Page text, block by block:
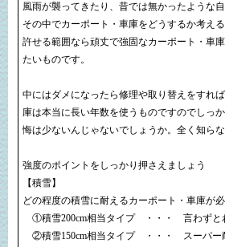
風雨が襲ってきたり、昔では無かったような
その中でカーポート・車庫をどうするか考え
許せる範囲なら頑丈で強固なカーポート・車
たいものです。
中にはダメになったら修理や取り替えをすれ
庫は本当に長い年数を使うものですのでしっ
悔は少ないんじゃないでしょうか。全く知ら
強度のポイントをしっかり押さえましょう
【積雪】
どの程度の積雪に耐えるカーポート・車庫が
①積雪200cm相当タイプ ・・・ 言わずと
②積雪150cm相当タイプ ・・・ スーパー